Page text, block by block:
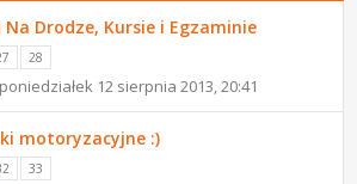
Drodze, Kursie i Egzaminie
28
12 sierpnia 2013, 20:41
motoryzacyjne :)
33